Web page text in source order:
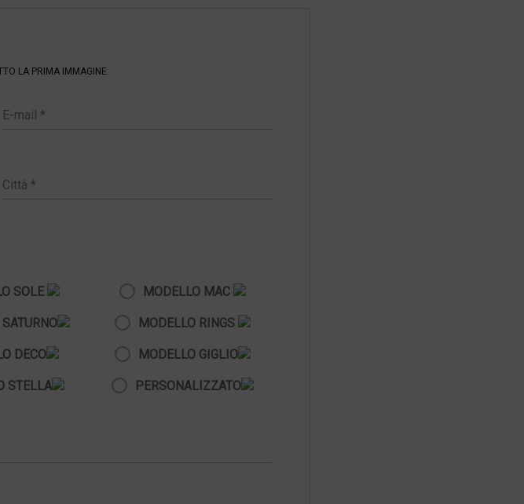
LA PRIMA IMMAGINE.
SOLE MODELLO MAC
MODELLO RINGS
DECO MODELLO GIGLIO
STELLA PERSONALIZZATO